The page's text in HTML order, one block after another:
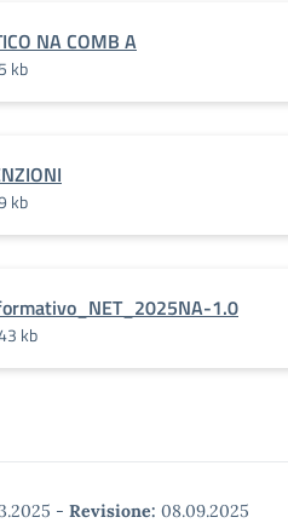
NA COMB A
kb
kb
1.0
kb
- Revisione: 08.09.2025